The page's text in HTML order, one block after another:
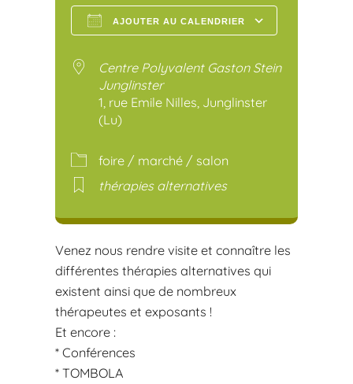
AJOUTER AU CALENDRIER
Centre Polyvalent Gaston Stein
Junglinster
1, rue Emile Nilles, Junglinster
(Lu)
foire / marché / salon
thérapies alternatives
Venez nous rendre visite et connaître les
différentes thérapies alternatives qui
existent ainsi que de nombreux
thérapeutes et exposants !
Et encore :
* Conférences
* TOMBOLA